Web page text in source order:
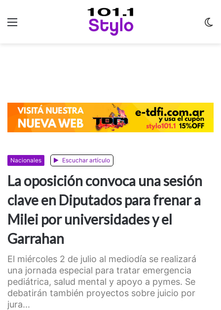
Nacionales Escuchar artículo
La oposición convoca una sesión
clave en Diputados para frenar a
Milei por universidades y el
Garrahan
El miércoles 2 de julio al mediodía se realizará
una jornada especial para tratar emergencia
pediátrica, salud mental y apoyo a pymes. Se
debatirán también proyectos sobre juicio por
jura...